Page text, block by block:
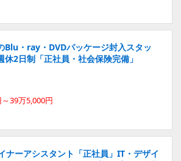
Blu・ray・DVDパッケージ封入スタッ
2日制「正社員・社会保険完備」
39万5,000円
ナーアシスタント「正社員」IT・デザイ